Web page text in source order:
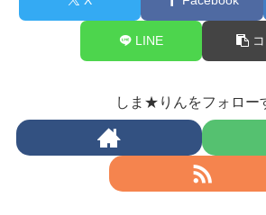
LINE
しま★りんをフォロー